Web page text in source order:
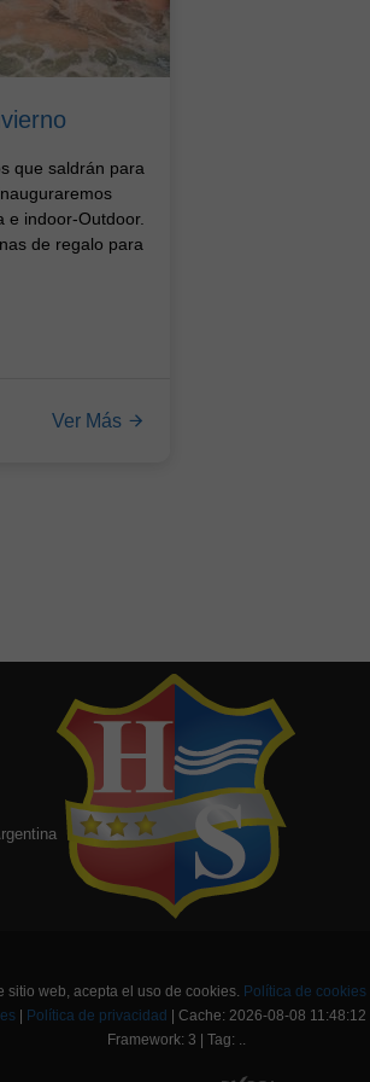
que saldrán para
e indoor-Outdoor.
de regalo para
Ver Más
sitio web, acepta el uso de cookies. Política de cookies
Política de privacidad Cache: 2026-08-08 11:48:12 |
Framework: 3 | Tag: ..